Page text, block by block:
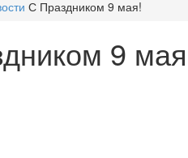
С Праздником 9 мая!
9